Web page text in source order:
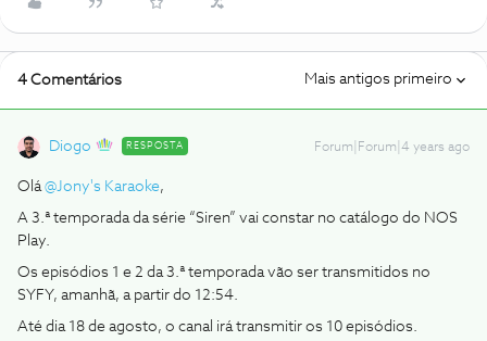
4 Comentários Mais antigos primeiro
Diogo RESPOSTA Forum|Forum|4 years ago
Olá@Jony's Karaoke,
A 3.ª temporada da série “Siren” vai constar no catálogo do NOS
Play.
Os episódios 1 e 2 da 3.ª temporada vão ser transmitidos no
SYFY, amanhã, a partir do 12:54.
Até dia 18 de agosto, o canal irá transmitir os 10 episódios.